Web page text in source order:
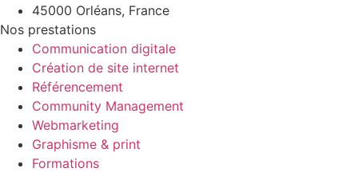
45000 Orléans, France
Nos prestations
Communication digitale
Création de site internet
Référencement
Community Management
Webmarketing
Graphisme & print
Formations